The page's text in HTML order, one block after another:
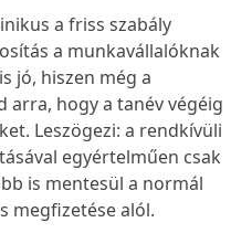
a friss szabály
a munkavállalóknak
jó, hiszen még a
arra, hogy a tanév végéig
Leszögezi: a rendkívüli
egyértelműen csak
is mentesül a normál
megfizetése alól.